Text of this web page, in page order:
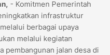
- Komitmen Pemerintah
infrastruktur
berbagai upaya
melalui kegiatan
pembangunan jalan desa di